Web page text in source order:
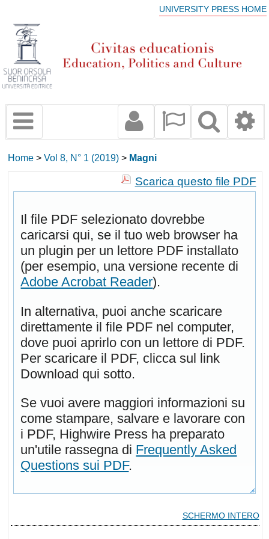
UNIVERSITY PRESS HOME
Home >Vol 8, N° 1 (2019) > Magni
Scarica questo file PDF
Il file PDF selezionato dovrebbe
caricarsi qui, se il tuo web browser ha
un plugin per un lettore PDF installato
(per esempio, una versione recente di
Adobe Acrobat Reader).
In alternativa, puoi anche scaricare
direttamente il file PDF nel computer,
dove puoi aprirlo con un lettore di PDF.
Per scaricare il PDF, clicca sul link
Download qui sotto.
Se vuoi avere maggiori informazioni su
come stampare, salvare e lavorare con
i PDF, Highwire Press ha preparato
un'utile rassegna di Frequently Asked
Questions sui PDF.
SCHERMO INTERO